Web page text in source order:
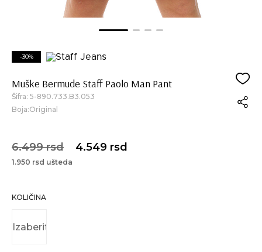
-30%
Muške Bermude Staff Paolo Man Pant
Šifra: 5-890.733.B3.053
Boja:Original
6.499 rsd 4.549 rsd
1.950 rsd ušteda
KOLIČINA